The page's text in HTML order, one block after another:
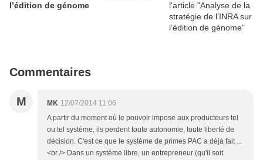
l’édition de génome
Commentaires
M MK 12/07/2014 11:06
A partir du moment où le pouvoir impose aux producteurs tel
ou tel système, ils perdent toute autonomie, toute liberté de
décision. C'est ce que le système de primes PAC a déjà fait ...
<br /> Dans un système libre, un entrepreneur (qu'il soit